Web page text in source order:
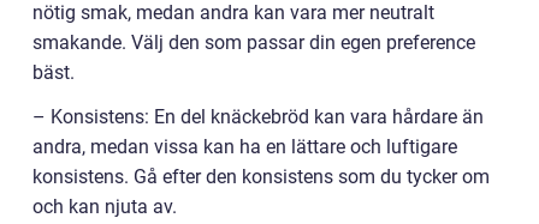
nötig smak, medan andra kan vara mer neutralt
smakande. Välj den som passar din egen preference
bäst.
– Konsistens: En del knäckebröd kan vara hårdare än
andra, medan vissa kan ha en lättare och luftigare
konsistens. Gå efter den konsistens som du tycker om
och kan njuta av.